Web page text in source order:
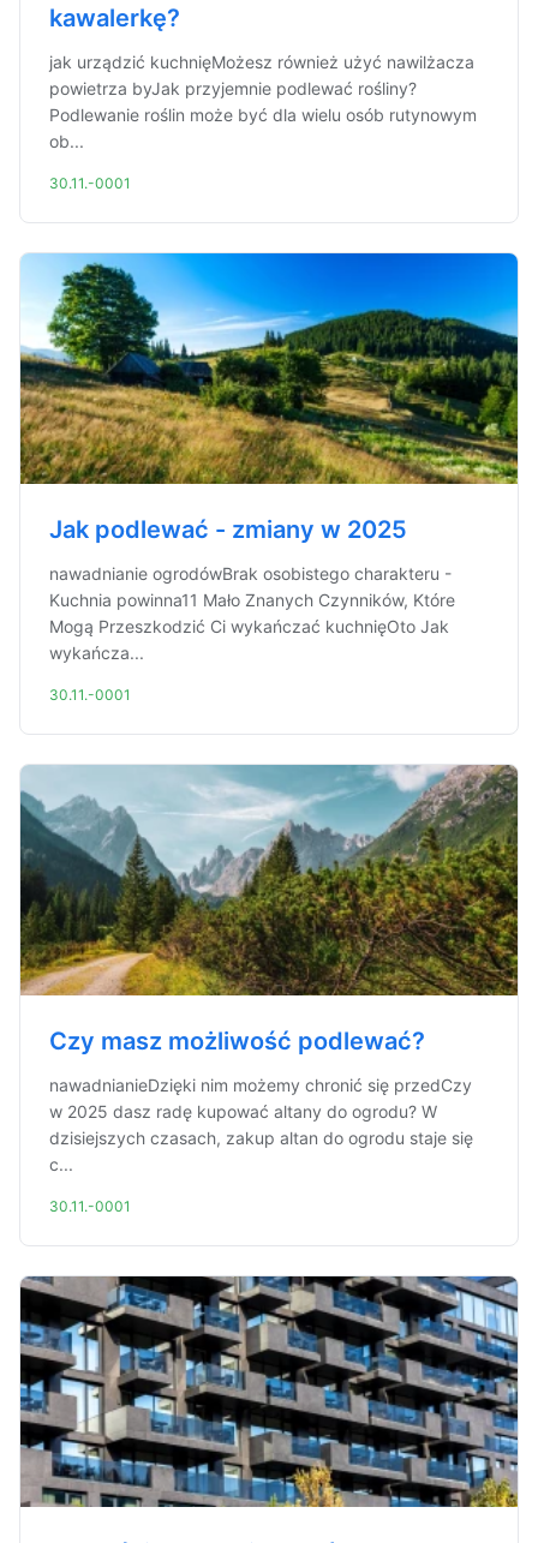
kawalerkę?
jak urządzić kuchnięMożesz również użyć nawilżacza
powietrza byJak przyjemnie podlewać rośliny?
Podlewanie roślin może być dla wielu osób rutynowym
ob...
30.11.-0001
Jak podlewać - zmiany w 2025
nawadnianie ogrodówBrak osobistego charakteru -
Kuchnia powinna11 Mało Znanych Czynników, Które
Mogą Przeszkodzić Ci wykańczać kuchnięOto Jak
wykańcza...
30.11.-0001
Czy masz możliwość podlewać?
nawadnianieDzięki nim możemy chronić się przedCzy
w 2025 dasz radę kupować altany do ogrodu? W
dzisiejszych czasach, zakup altan do ogrodu staje się
c...
30.11.-0001